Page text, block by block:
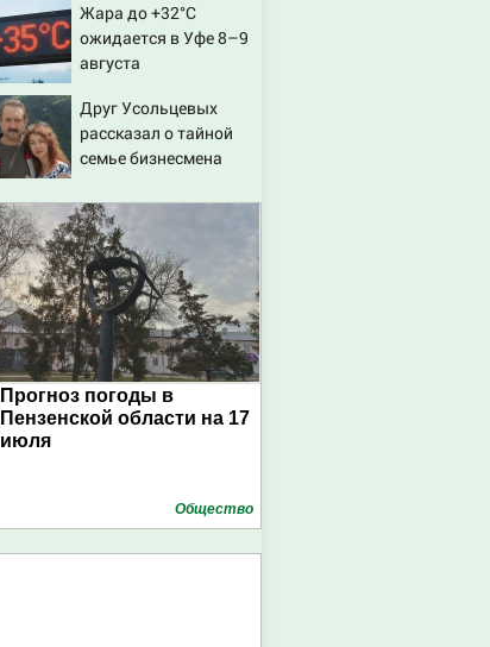
Жара до +32°C
ожидается в Уфе 8–9
августа
Друг Усольцевых
рассказал о тайной
семье бизнесмена
Прогноз погоды в
Пензенской области на 17
июля
Общество